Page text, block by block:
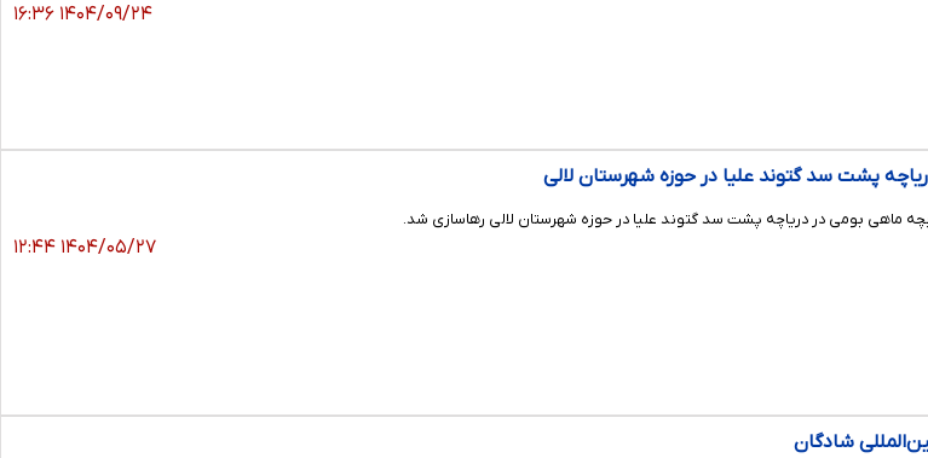
۱۴۰۴/۰۹/۲۴ ۱۶:۳۶
۱۴۰۴/۰۵/۲۷ ۱۲:۴۴